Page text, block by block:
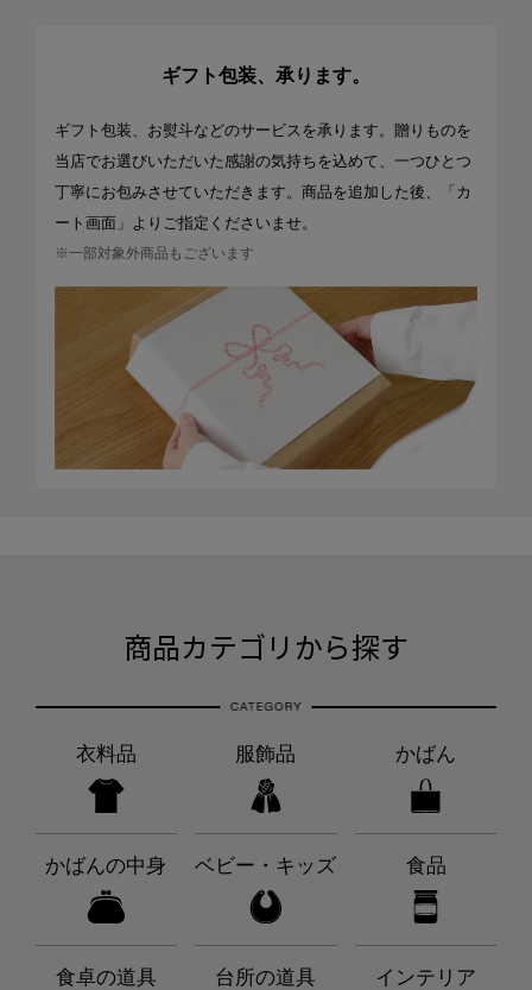
ギフト包装、承ります。
ギフト包装、お熨斗などのサービスを承ります。贈りものを
当店でお選びいただいた感謝の気持ちを込めて、一つひとつ
丁寧にお包みさせていただきます。商品を追加した後、「カ
ート画面」よりご指定くださいませ。
※一部対象外商品もございます
商品カテゴリから探す
衣料品 服飾品 かばん
かばんの中身 ベビー・キッズ 食品
食卓の道具 台所の道具 インテリア